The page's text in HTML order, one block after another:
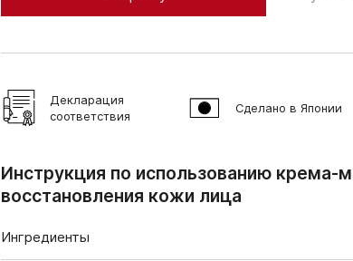
Декларация
соответствия
Сделано в Японии
Инструкция по использованию крема-
восстановления кожи лица
Ингредиенты